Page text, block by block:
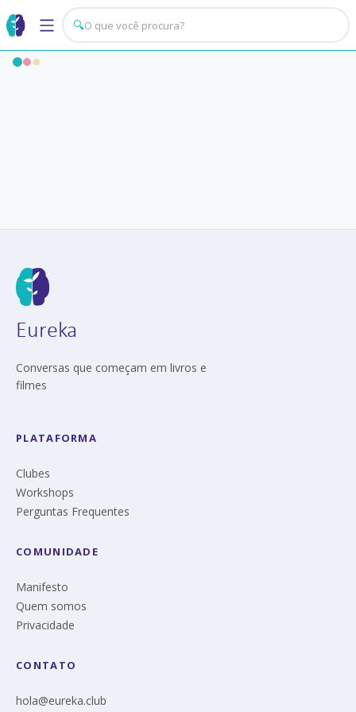
🔍
Eureka
Conversas que começam em livros e
filmes
PLATAFORMA
Clubes
Workshops
Perguntas Frequentes
COMUNIDADE
Manifesto
Quem somos
Privacidade
CONTATO
hola@eureka.club